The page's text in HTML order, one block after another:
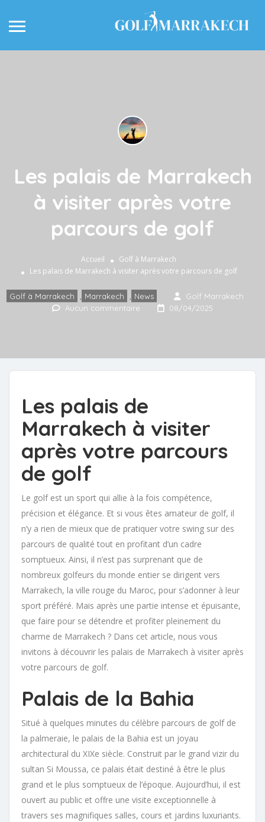
Les palais de Marrakech
à visiter après votre
parcours de golf
Accueil
Golf à Marrakech
Les palais de Marrakech à visiter après votre parcours de golf
Golf à Marrakech , Marrakech , News
Golf Marrakech
Aucun commentaire
08/04/2025
Les palais de
Marrakech à visiter
après votre parcours
de golf
Le golf est un sport qui allie à la fois compétence,
précision et élégance. Et si vous êtes amateur de golf, il
n’y a rien de mieux que de pratiquer votre swing sur des
parcours de qualité tout en profitant d’un cadre
somptueux. Ainsi, il n’est pas surprenant que de
nombreux golfeurs du monde entier se dirigent vers
Marrakech, la ville rouge du Maroc, pour s’adonner à leur
sport préféré. Mais après une partie intense et épuisante,
que faire pour se détendre et profiter pleinement du
charme de Marrakech ? Dans cet article, nous vous
invitons à découvrir les palais de Marrakech à visiter après
votre parcours de golf.
Palais de la Bahia
Situé à quelques minutes du célèbre parcours de golf de
la palmeraie, le palais de la Bahia est un joyau
architectural du XIXe siècle. Construit par le grand vizir du
sultan Si Moussa, ce palais était destiné à être le plus
grand et le plus somptueux de l’époque. Aujourd’hui, il est
ouvert au public et offre une visite exceptionnelle à
travers ses magnifiques salles, cours et jardins luxuriants.